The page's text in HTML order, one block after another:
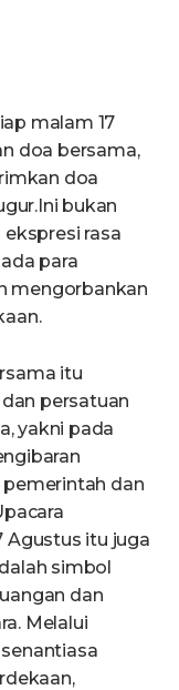
malam 17
doa bersama,
doa
bukan
rasa
para
mengorbankan
itu
persatuan
yakni pada
pemerintah dan
Agustus itu juga
simbol
dan
Melalui